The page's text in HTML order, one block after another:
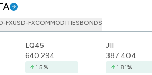
FXUSD-FXCOMMODITIESBONDS
LQ45
640.294
1.5%
JII
387.404
1.81%